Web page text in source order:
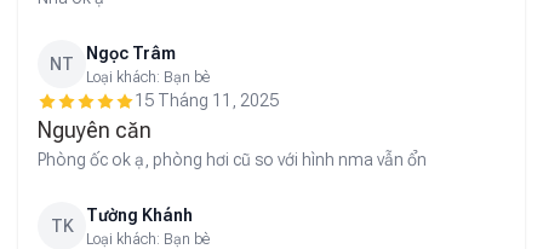
NT
Ngọc Trâm
Loại khách: Bạn bè
15 Tháng 11, 2025
Nguyên căn
Phòng ốc ok ạ, phòng hơi cũ so với hình nma vẫn ổn
TK
Tường Khánh
Loại khách: Bạn bè